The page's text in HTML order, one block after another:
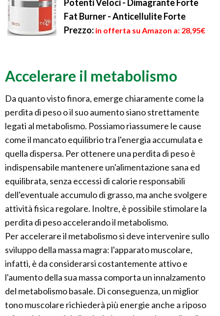
Potenti Veloci - Dimagrante Forte
Fat Burner - Anticellulite Forte
Prezzo: in offerta su Amazon a: 28,95€
Accelerare il metabolismo
Da quanto visto finora, emerge chiaramente come la
perdita di peso o il suo aumento siano strettamente
legati al metabolismo. Possiamo riassumere le cause
come il mancato equilibrio tra l'energia accumulata e
quella dispersa. Per ottenere una perdita di peso è
indispensabile mantenere un'alimentazione sana ed
equilibrata, senza eccessi di calorie responsabili
dell'eventuale accumulo di grasso, ma anche svolgere
attività fisica regolare. Inoltre, è possibile stimolare la
perdita di peso accelerando il metabolismo.
Per accelerare il metabolismo si deve intervenire sullo
sviluppo della massa magra: l'apparato muscolare,
infatti, è da considerarsi costantemente attivo e
l'aumento della sua massa comporta un innalzamento
del metabolismo basale. Di conseguenza, un miglior
tono muscolare richiederà più energie anche a riposo